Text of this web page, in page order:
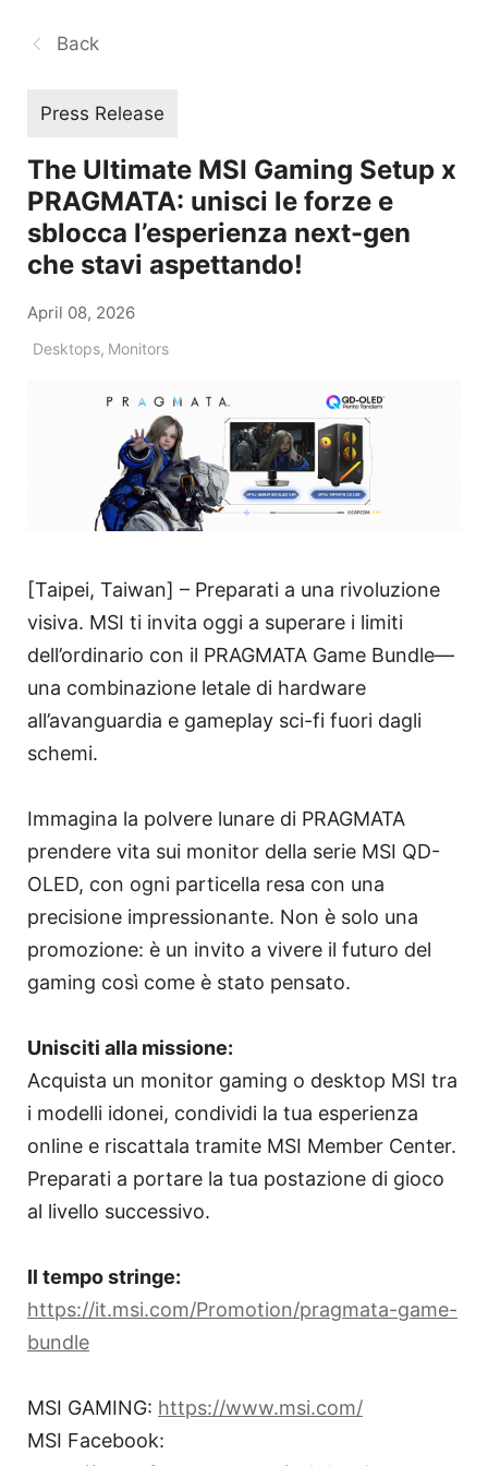
Back
Press Release
The Ultimate MSI Gaming Setup x
PRAGMATA: unisci le forze e
sblocca l’esperienza next-gen
che stavi aspettando!
April 08, 2026
Desktops, Monitors
[Taipei, Taiwan] – Preparati a una rivoluzione
visiva. MSI ti invita oggi a superare i limiti
dell’ordinario con il PRAGMATA Game Bundle—
una combinazione letale di hardware
all’avanguardia e gameplay sci-fi fuori dagli
schemi.
Immagina la polvere lunare di PRAGMATA
prendere vita sui monitor della serie MSI QD-
OLED, con ogni particella resa con una
precisione impressionante. Non è solo una
promozione: è un invito a vivere il futuro del
gaming così come è stato pensato.
Unisciti alla missione:
Acquista un monitor gaming o desktop MSI tra
i modelli idonei, condividi la tua esperienza
online e riscattala tramite MSI Member Center.
Preparati a portare la tua postazione di gioco
al livello successivo.
Il tempo stringe:
https://it.msi.com/Promotion/pragmata-game-
bundle
MSI GAMING: https://www.msi.com/
MSI Facebook: